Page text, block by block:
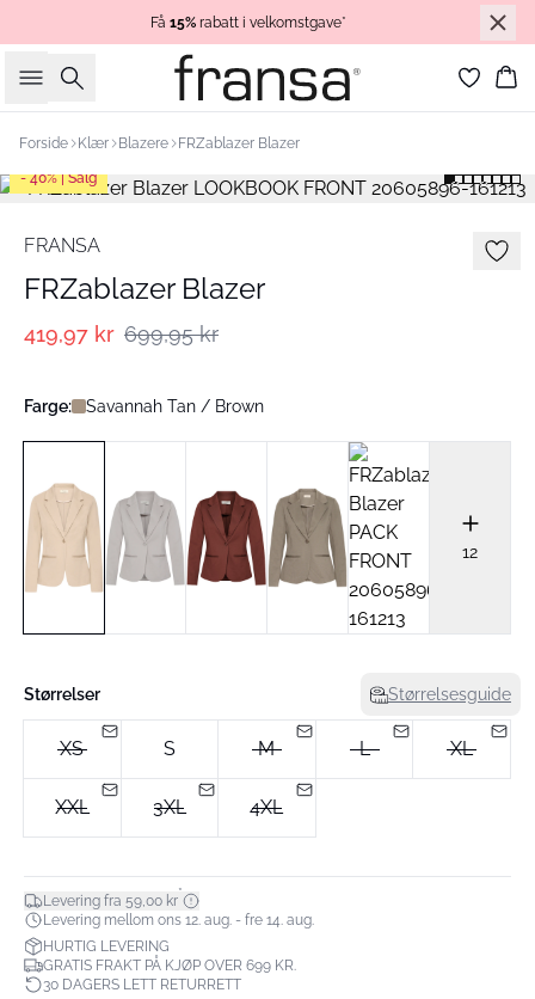
Få 15% rabatt i velkomstgave*
Søk
Forside Klær Blazere FRZablazer Blazer
- 40% | Salg
FRANSA
FRZablazer Blazer
419,97 kr 699,95 kr
Farge: Savannah Tan / Brown
12
Størrelser Størrelsesguide
XS S M L XL
XXL 3XL 4XL
Levering fra 59,00 kr*
Levering mellom ons 12. aug. - fre 14. aug.
HURTIG LEVERING
GRATIS FRAKT PÅ KJØP OVER 699 KR.
30 DAGERS LETT RETURRETT